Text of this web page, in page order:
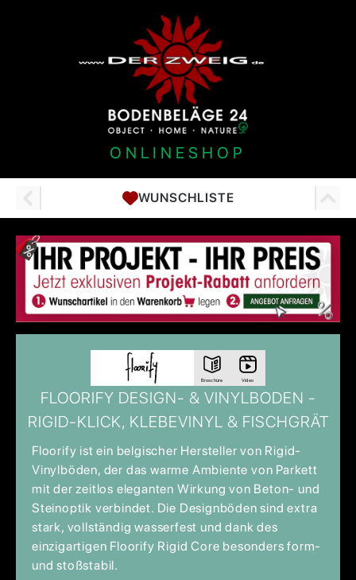
ONLINESHOP
WUNSCHLISTE
Broschüre Video
FLOORIFY DESIGN- & VINYLBODEN -
RIGID-KLICK, KLEBEVINYL & FISCHGRÄT
Floorify ist ein belgischer Hersteller von Rigid-
Vinylböden, der das warme Ambiente von Parkett
mit der zeitlos eleganten Wirkung von Beton- und
Steinoptik verbindet. Die Designböden sind extra
stark, vollständig wasserfest und dank des
einzigartigen Floorify Rigid Core besonders form-
und stoßstabil.